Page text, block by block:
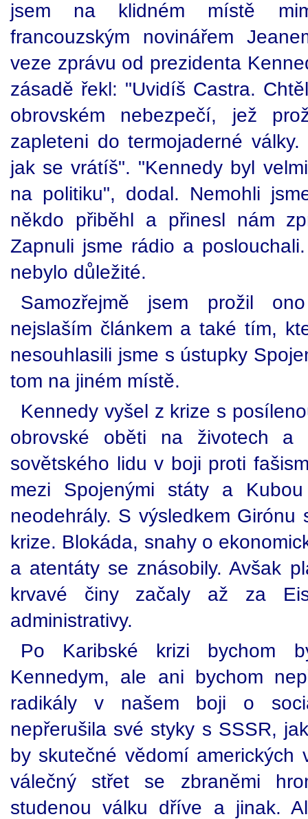
jsem na klidném místě
francouzským novinářem
veze zprávu od prezidenta
zásadě řekl: "Uvidíš Castra.
obrovském nebezpečí, jež
zapleteni do termojaderné
jak se vrátíš". "Kennedy byl
na politiku", dodal. Nemohli
někdo přiběhl a přinesl nám
Zapnuli jsme rádio a
nebylo důležité.
Samozřejmě jsem prožil
nejslaším článkem a také tím,
nesouhlasili jsme s ústupky
tom na jiném místě.
Kennedy vyšel z krize s
obrovské oběti na životech a
sovětského lidu v boji proti
mezi Spojenými státy a
neodehrály. S výsledkem Girónu
krize. Blokáda, snahy o
a atentáty se znásobily. Avšak
krvavé činy začaly až za
administrativy.
Po Karibské krizi bychom
Kennedym, ale ani bychom
radikály v našem boji o
nepřerušila své styky s SSSR,
by skutečné vědomí amerických
válečný střet se zbraněmi
studenou válku dříve a jinak.